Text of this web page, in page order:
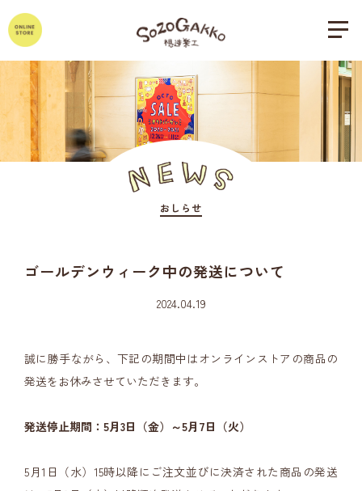
おしらせ
ゴールデンウィーク中の発送について
2024.04.19
誠に勝手ながら、下記の期間中はオンラインストアの商品の
発送をお休みさせていただきます。
発送停止期間：5月3日（金）～5月7日（火）
5月1日（水）15時以降にご注文並びに決済された商品の発送